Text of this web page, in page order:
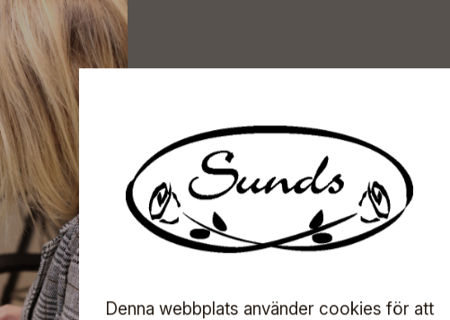
Prenumerera på
de senaste
erbjudanden,
information om
direkt till din inkorg!
Denna webbplats använder cookies för att